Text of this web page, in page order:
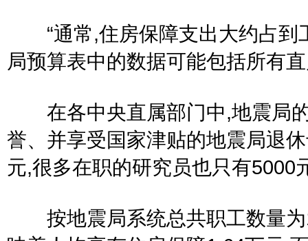
“通常,住房保障支出大约占到
局预算表中的数据可能包括所有
在各中央直属部门中,地震局的
誉、并享受国家津贴的地震局退
元,很多在职的研究员也只有5000
按地震局系统总共职工数量为